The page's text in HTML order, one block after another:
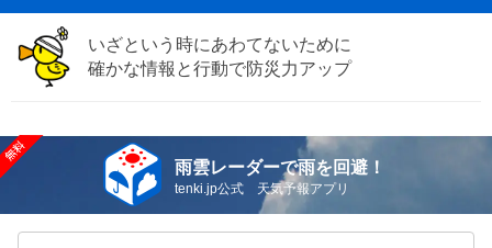
いざという時にあわてないために
確かな情報と行動で防災力アップ
雨雲レーダーで雨を回避！
tenki.jp公式 天気予報アプリ